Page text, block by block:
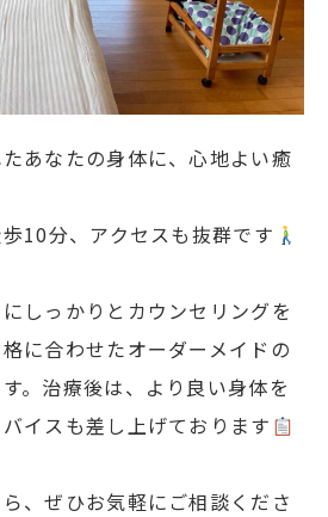
あなたの身体に、心地よい癒
10分、アクセスも抜群です
しっかりとカウンセリングを
に合わせたオーダーメイドの
。治療後は、より良い身体を
イスも差し上げております
、ぜひお気軽にご相談くださ